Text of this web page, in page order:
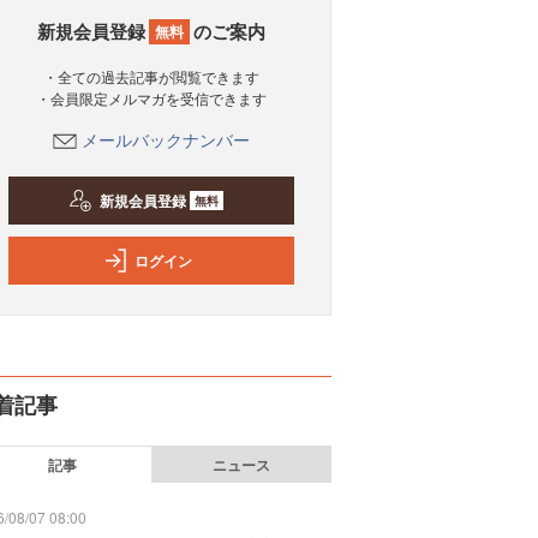
新規会員登録 無料 のご案内
・全ての過去記事が閲覧できます
・会員限定メルマガを受信できます
メールバックナンバー
新規会員登録 無料
ログイン
記事
記事 ニュース
08/07 08:00